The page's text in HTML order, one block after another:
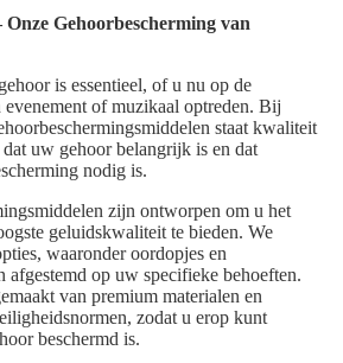
Gehoorbescherming van
is essentieel, of u nu op de
of muzikaal optreden. Bij
staat kwaliteit
uw gehoor belangrijk is en dat
nodig is.
zijn ontworpen om u het
geluidskwaliteit te bieden. We
waaronder oordopjes en
afgestemd op uw specifieke behoeften.
van premium materialen en
zodat u erop kunt
beschermd is.